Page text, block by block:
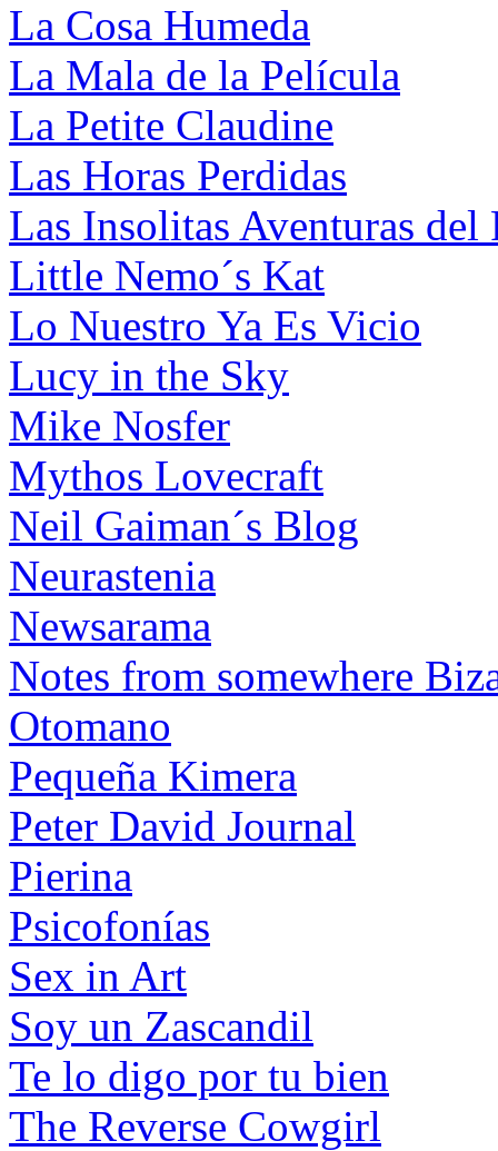
La Cosa Humeda
La Mala de la Película
La Petite Claudine
Las Horas Perdidas
Las Insolitas Aventuras del
Little Nemo´s Kat
Lo Nuestro Ya Es Vicio
Lucy in the Sky
Mike Nosfer
Mythos Lovecraft
Neil Gaiman´s Blog
Neurastenia
Newsarama
Notes from somewhere
Otomano
Pequeña Kimera
Peter David Journal
Pierina
Psicofonías
Sex in Art
Soy un Zascandil
Te lo digo por tu bien
The Reverse Cowgirl